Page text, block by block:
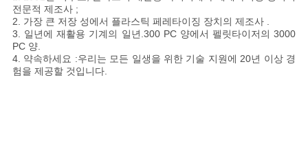
전문적 제조사 ;
2. 가장 큰 저장 성에서 플라스틱 페레타이징 장치의 제조사 .
3. 일년에 재활용 기계의 일년.300 PC 양에서 펠릿타이저의 3000
PC 양.
4. 약속하세요 :우리는 모든 일생을 위한 기술 지원에 20년 이상 경
험을 제공할 것입니다.